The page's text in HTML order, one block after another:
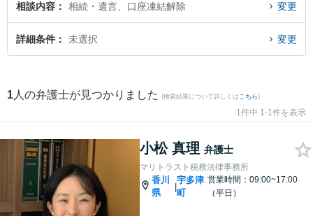
を検索したい』『初回相談無料で口座凍結解除を法律相談できる宇多津町内の
弁護士に相談予約したい』などでお困りの相談者さんにおすすめです。
相談内容 相続・遺言、口座凍結解除 変更
詳細条件 未選択 変更
1 人の弁護士が見つかりました (検索結果について詳しくは こちら)
1件中 1-1件を表示
小松 真理 弁護士
マリトラスト税務法律事務所
香川
県
|
宇多津
町
営業時間：09:00~17:00
（平日）